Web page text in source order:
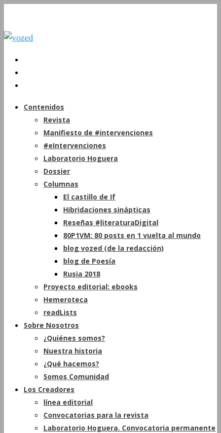
Contenidos
Revista
Manifiesto de #intervenciones
#eIntervenciones
Laboratorio Hoguera
Dossier
Columnas
El castillo de If
Hibridaciones sinápticas
Reseñas #literaturaDigital
80P1VM: 80 posts en 1 vuelta al mundo
blog vozed (de la redacción)
blog de Poesía
Rusia 2018
Proyecto editorial: ebooks
Hemeroteca
readLists
Sobre Nosotros
¿Quiénes somos?
Nuestra historia
¿Qué hacemos?
Somos Comunidad
Los Creadores
línea editorial
Convocatorias para la revista
Laboratorio Hoguera. Convocatoria permanente